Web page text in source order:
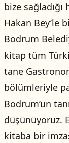
bize sağladığı
Hakan Bey’le
Bodrum
kitap tüm
tane
bölümleriyle
Bodrum’un
düşünüyoruz.
kitaba bir